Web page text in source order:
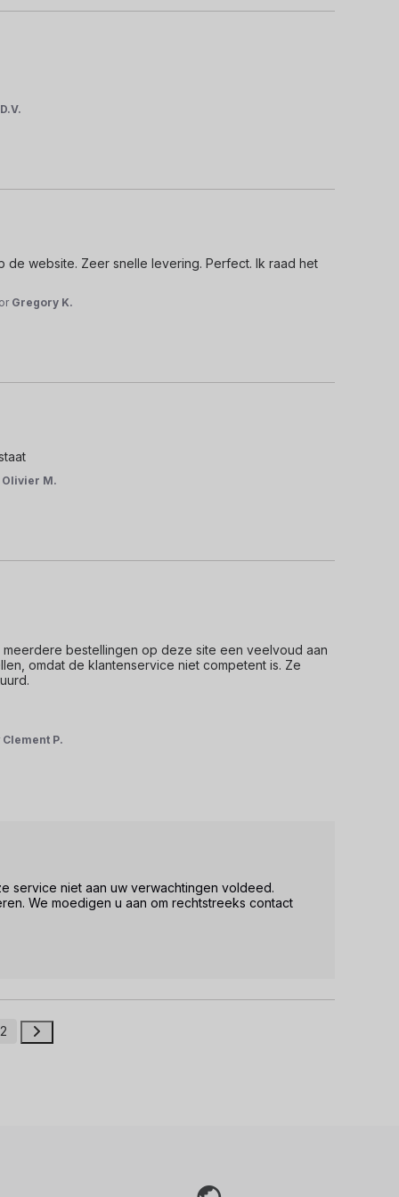
D.V.
website. Zeer snelle levering. Perfect. Ik raad het
Gregory K.
Olivier M.
bestellingen op deze site een veelvoud aan
omdat de klantenservice niet competent is. Ze
Clement P.
service niet aan uw verwachtingen voldeed.
We moedigen u aan om rechtstreeks contact
2